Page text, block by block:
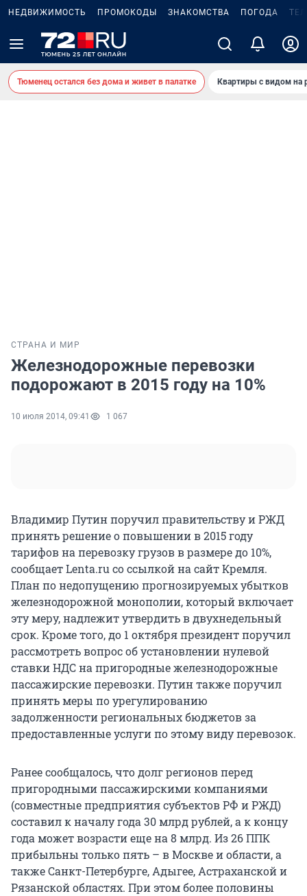
НЕДВИЖИМОСТЬ ПРОМОКОДЫ ЗНАКОМСТВА ПОГОДА
Тюменец остался без дома и живет в палатке Квартиры с видом на
СТРАНА И МИР
Железнодорожные перевозки
подорожают в 2015 году на 10%
10 июля 2014, 09:41 1 067
Владимир Путин поручил правительству и РЖД
принять решение о повышении в 2015 году
тарифов на перевозку грузов в размере до 10%,
сообщает Lenta.ru со ссылкой на сайт Кремля.
План по недопущению прогнозируемых убытков
железнодорожной монополии, который включает
эту меру, надлежит утвердить в двухнедельный
срок. Кроме того, до 1 октября президент поручил
рассмотреть вопрос об установлении нулевой
ставки НДС на пригородные железнодорожные
пассажирские перевозки. Путин также поручил
принять меры по урегулированию
задолженности региональных бюджетов за
предоставленные услуги по этому виду перевозок.
Ранее сообщалось, что долг регионов перед
пригородными пассажирскими компаниями
(совместные предприятия субъектов РФ и РЖД)
составил к началу года 30 млрд рублей, а к концу
года может возрасти еще на 8 млрд. Из 26 ППК
прибыльны только пять – в Москве и области, а
также Санкт-Петербурге, Адыгее, Астраханской и
Рязанской областях. При этом более половины